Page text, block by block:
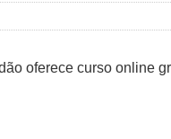
oferece curso online